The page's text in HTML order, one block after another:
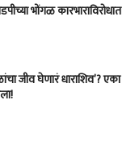
भोंगळ कारभाराविरोधात
जीव घेणारं धाराशिव’? एका